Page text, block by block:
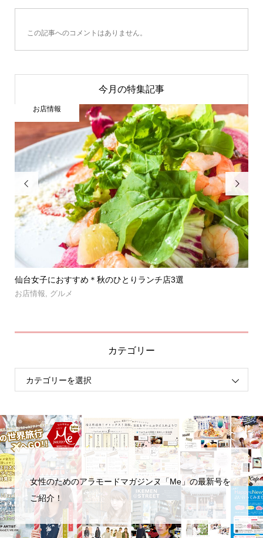
この記事へのコメントはありません。
今月の特集記事

仙台女子におすすめ＊秋のひとりランチ店3選
お店情報 グルメ
お店情報

カテゴリー
女性のためのアラモードマガジンヌ「Me」の最新号を
ご紹介！